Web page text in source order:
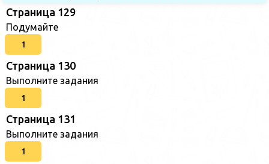
Страница 129
Подумайте
1
Страница 130
Выполните задания
1
Страница 131
Выполните задания
1